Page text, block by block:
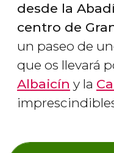
desde la
centro de
un paseo de
que os llevará
Albaicín y la